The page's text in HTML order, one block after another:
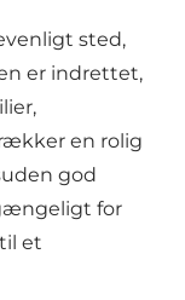
sted,
er indrettet,
en rolig
god
for
et